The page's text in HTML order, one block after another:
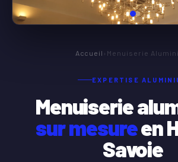
Accueil › Menuiserie
EXPERTISE
Menuiserie
sur mesureen
Savoie